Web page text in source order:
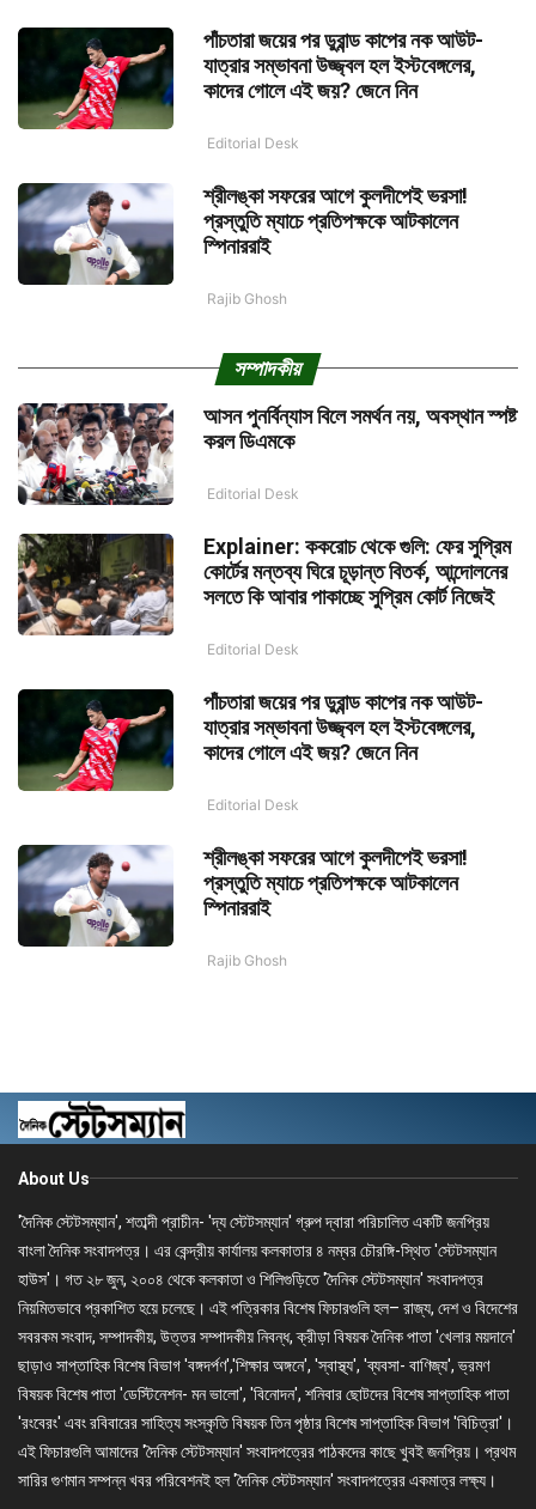
পাঁচতারা জয়ের পর ডুরান্ড কাপের নক আউট-
যাত্রার সম্ভাবনা উজ্জ্বল হল ইস্টবেঙ্গলের,
কাদের গোলে এই জয়? জেনে নিন
Editorial Desk
শ্রীলঙ্কা সফরের আগে কুলদীপেই ভরসা!
প্রস্তুতি ম্যাচে প্রতিপক্ষকে আটকালেন
স্পিনাররাই
Rajib Ghosh
সম্পাদকীয়
আসন পুনর্বিন্যাস বিলে সমর্থন নয়, অবস্থান স্পষ্ট
করল ডিএমকে
Editorial Desk
Explainer: ককরোচ থেকে গুলি: ফের সুপ্রিম
কোর্টের মন্তব্য ঘিরে চূড়ান্ত বিতর্ক, আন্দোলনের
সলতে কি আবার পাকাচ্ছে সুপ্রিম কোর্ট নিজেই
Editorial Desk
পাঁচতারা জয়ের পর ডুরান্ড কাপের নক আউট-
যাত্রার সম্ভাবনা উজ্জ্বল হল ইস্টবেঙ্গলের,
কাদের গোলে এই জয়? জেনে নিন
Editorial Desk
শ্রীলঙ্কা সফরের আগে কুলদীপেই ভরসা!
প্রস্তুতি ম্যাচে প্রতিপক্ষকে আটকালেন
স্পিনাররাই
Rajib Ghosh
About Us
'দৈনিক স্টেটসম্যান', শতাব্দী প্রাচীন- 'দ্য স্টেটসম্যান' গ্রুপ দ্বারা পরিচালিত একটি জনপ্রিয়
বাংলা দৈনিক সংবাদপত্র। এর কেন্দ্রীয় কার্যালয় কলকাতার ৪ নম্বর চৌরঙ্গি-স্থিত 'স্টেটসম্যান
হাউস'। গত ২৮ জুন, ২০০৪ থেকে কলকাতা ও শিলিগুড়িতে 'দৈনিক স্টেটসম্যান' সংবাদপত্র
নিয়মিতভাবে প্রকাশিত হয়ে চলেছে। এই পত্রিকার বিশেষ ফিচারগুলি হল– রাজ্য, দেশ ও বিদেশের
সবরকম সংবাদ, সম্পাদকীয়, উত্তর সম্পাদকীয় নিবন্ধ, ক্রীড়া বিষয়ক দৈনিক পাতা 'খেলার ময়দানে'
ছাড়াও সাপ্তাহিক বিশেষ বিভাগ 'বঙ্গদর্পণ','শিক্ষার অঙ্গনে', 'স্বাস্থ্য', 'ব্যবসা- বাণিজ্য', ভ্রমণ
বিষয়ক বিশেষ পাতা 'ডেস্টিনেশন- মন ভালো', 'বিনোদন', শনিবার ছোটদের বিশেষ সাপ্তাহিক পাতা
'রংবেরং' এবং রবিবারের সাহিত্য সংস্কৃতি বিষয়ক তিন পৃষ্ঠার বিশেষ সাপ্তাহিক বিভাগ 'বিচিত্রা'।
এই ফিচারগুলি আমাদের 'দৈনিক স্টেটসম্যান' সংবাদপত্রের পাঠকদের কাছে খুবই জনপ্রিয়। প্রথম
সারির গুণমান সম্পন্ন খবর পরিবেশনই হল 'দৈনিক স্টেটসম্যান' সংবাদপত্রের একমাত্র লক্ষ্য।